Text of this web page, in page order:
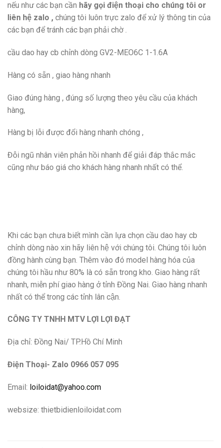
nếu như các bạn cần hãy gọi điện thoại cho chúng tôi or
liên hệ zalo , chúng tôi luôn trực zalo để xử lý thông tin của
các bạn để tránh các bạn phải chờ .
cầu dao hay cb chỉnh dòng GV2-MEO6C 1-1.6A
Hàng có sẵn , giao hàng nhanh
Giao đúng hàng , đúng số lượng theo yêu cầu của khách
hàng,
Hàng bị lỗi được đổi hàng nhanh chóng ,
Đỗi ngũ nhân viên phản hồi nhanh để giải đáp thắc mắc
cũng như báo giá cho khách hàng nhanh nhất có thể.
Khi các bạn chưa biết mình cần lựa chọn cầu dao hay cb
chỉnh dòng nào xin hãy liên hệ với chúng tôi. Chúng tôi luôn
đồng hành cùng bạn. Thêm vào đó model hàng hóa của
chúng tôi hầu như 80% là có sẵn trong kho. Giao hàng rất
nhanh, miễn phí giao hàng ở tỉnh Đồng Nai. Giao hàng nhanh
nhất có thể trong các tỉnh lân cận.
CÔNG TY TNHH MTV LỢI LỢI ĐẠT
Địa chỉ: Đồng Nai/ TP.Hồ Chí Minh
Điện Thoại- Zalo 0966 057 095
Email: loiloidat@yahoo.com
websize: thietbidienloiloidat.com